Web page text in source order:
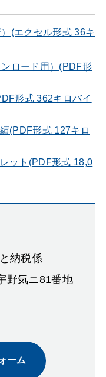
(エクセル形式 36キ
ロード用）(PDF形
形式 362キロバイ
(PDF形式 127キロ
ット(PDF形式 18,0
納税係
野気ニ81番地
ーム